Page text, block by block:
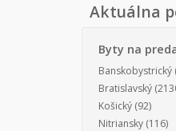
Aktuálna
Byty na
Banskobystrický
Bratislavský
Košický (92)
Nitriansky (116)